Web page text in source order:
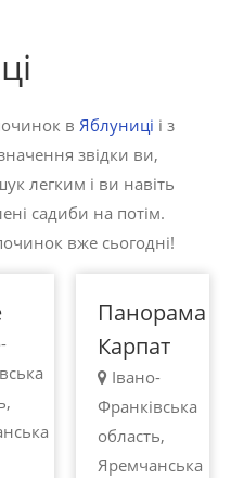
в Яблуниці і з
звідки ви,
легким і ви навіть
садиби на потім.
вже сьогодні!
100 -
450
грн.
Яблуниця
Панорама
Карпат
Івано-
Франківська
область,
Яремчанська